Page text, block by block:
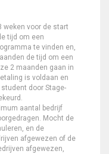
weken voor de start
tijd om een
te vinden en,
de tijd om een
2 maanden gaan in
is voldaan en
door Stage-
aantal bedrijf
Mocht de
en de
afgewezen of de
afgewezen,